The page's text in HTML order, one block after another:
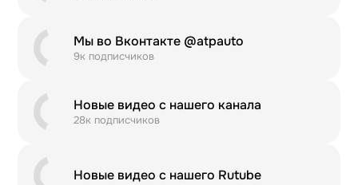
Мы во Вконтакте @atpauto
9к подписчиков
Новые видео с нашего канала
28к подписчиков
Новые видео с нашего Rutube